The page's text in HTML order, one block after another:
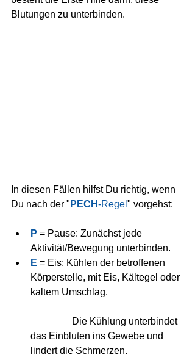
Blutungen zu unterbinden.
In diesen Fällen hilfst Du richtig, wenn
Du nach der " PECH-Regel " vorgehst:
P = Pause: Zunächst jede
Aktivität/Bewegung unterbinden.
E = Eis: Kühlen der betroffenen
Körperstelle, mit Eis, Kältegel oder
kaltem Umschlag.
das Einbluten ins Gewebe und
lindert die Schmerzen.